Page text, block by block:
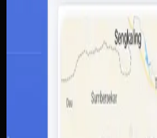
Informasi destinasi
dengan kualitas data
Akibatnya wisatawan
sementara pengelola
potensi wisata secara